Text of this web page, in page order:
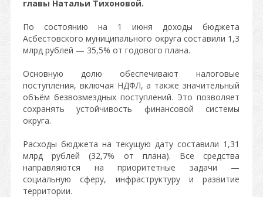
главы Натальи Тихоновой.
По состоянию на 1 июня доходы бюджета
Асбестовского муниципального округа составили 1,3
млрд рублей — 35,5% от годового плана.
Основную долю обеспечивают налоговые
поступления, включая НДФЛ, а также значительный
объём безвозмездных поступлений. Это позволяет
сохранять устойчивость финансовой системы
округа.
Расходы бюджета на текущую дату составили 1,31
млрд рублей (32,7% от плана). Все средства
направляются на приоритетные задачи —
социальную сферу, инфраструктуру и развитие
территории.